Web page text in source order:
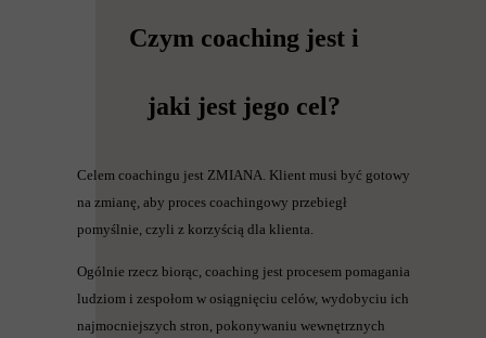
Czym coaching jest i
jaki jest jego cel?
Celem coachingu jest ZMIANA. Klient musi być gotowy
na zmianę, aby proces coachingowy przebiegł
pomyślnie, czyli z korzyścią dla klienta.
Ogólnie rzecz biorąc, coaching jest procesem pomagania
ludziom i zespołom w osiągnięciu celów, wydobyciu ich
najmocniejszych stron, pokonywaniu wewnętrznych